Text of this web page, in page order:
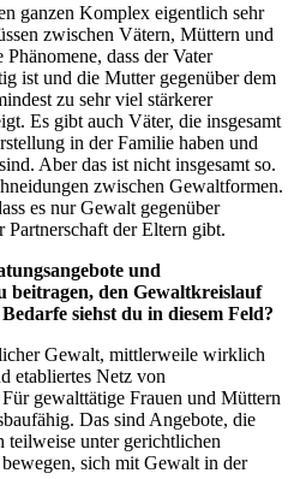
ganzen Komplex eigentlich sehr
zwischen Vätern, Müttern und
dass der Vater
ist und die Mutter gegenüber dem
zu sehr viel stärkerer
Es gibt auch Väter, die insgesamt
in der Familie haben und
Aber das ist nicht insgesamt so.
zwischen Gewaltformen.
es nur Gewalt gegenüber
der Eltern gibt.
und
beitragen, den Gewaltkreislauf
siehst du in diesem Feld?
Gewalt, mittlerweile wirklich
etabliertes Netz von
gewalttätige Frauen und Müttern
Das sind Angebote, die
teilweise unter gerichtlichen
sich mit Gewalt in der